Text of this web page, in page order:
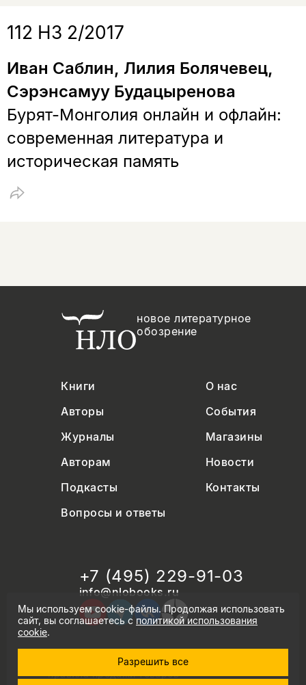
112 НЗ 2/2017
Иван Саблин, Лилия Болячевец,
Сэрэнсамуу Будацыренова
Бурят-Монголия онлайн и офлайн:
современная литература и
историческая память
новое литературное
обозрение
Книги
О нас
Авторы
События
Журналы
Магазины
Авторам
Новости
Подкасты
Контакты
Вопросы и ответы
+7 (495) 229-91-03
info@nlobooks.ru
© Новое литературное обозрение. 2026
правила продажи товаров
Мы используем cookie-файлы. Продолжая использовать
сайт, вы соглашаетесь сполитикой использования
cookie.
Разрешить все